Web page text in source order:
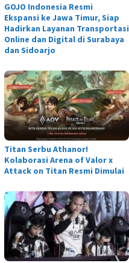
GOJO Indonesia Resmi
Ekspansi ke Jawa Timur, Siap
Hadirkan Layanan Transportasi
Online dan Digital di Surabaya
dan Sidoarjo
Titan Serbu Athanor!
Kolaborasi Arena of Valor x
Attack on Titan Resmi Dimulai